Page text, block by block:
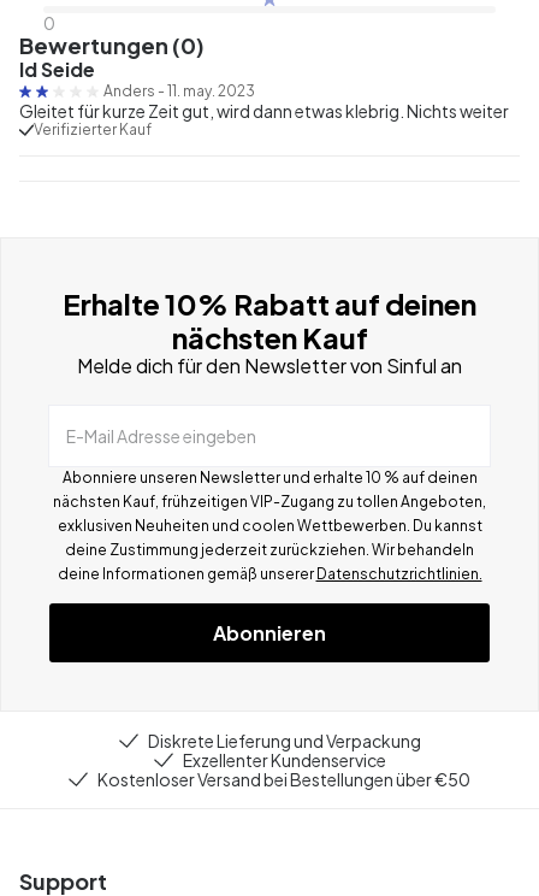
0
Bewertungen (0)
Id Seide
Anders - 11. may. 2023
Gleitet für kurze Zeit gut, wird dann etwas klebrig. Nichts weiter
Verifizierter Kauf
Erhalte 10% Rabatt auf deinen
nächsten Kauf
Melde dich für den Newsletter von Sinful an
E-Mail Adresse eingeben
Abonniere unseren Newsletter und erhalte 10 % auf deinen
nächsten Kauf, frühzeitigen VIP-Zugang zu tollen Angeboten,
exklusiven Neuheiten und coolen Wettbewerben. Du kannst
deine Zustimmung jederzeit zurückziehen. Wir behandeln
deine Informationen gemäß unserer Datenschutzrichtlinien.
Abonnieren
Diskrete Lieferung und Verpackung
Exzellenter Kundenservice
Kostenloser Versand bei Bestellungen über €50
Support